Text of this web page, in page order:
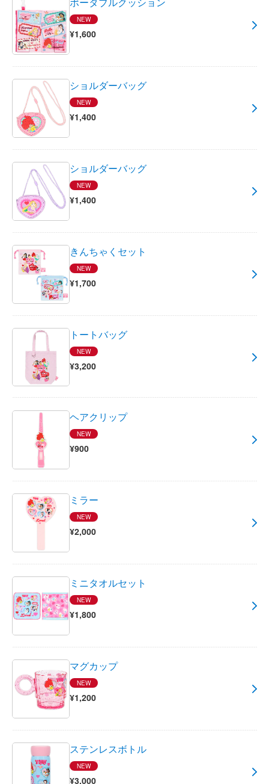
NEW
¥1,600
ショルダーバッグ
NEW
¥1,400
ショルダーバッグ
NEW
¥1,400
きんちゃくセット
NEW
¥1,700
トートバッグ
NEW
¥3,200
ヘアクリップ
NEW
¥900
ミラー
NEW
¥2,000
ミニタオルセット
NEW
¥1,800
マグカップ
NEW
¥1,200
ステンレスボトル
NEW
¥3,000